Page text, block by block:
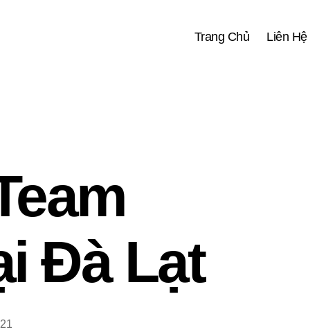
Trang Chủ Liên Hệ
Đà Lạt